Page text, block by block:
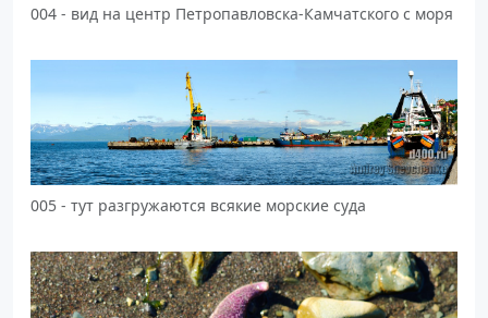
004 - вид на центр Петропавловска-Камчатского с моря
005 - тут разгружаются всякие морские суда